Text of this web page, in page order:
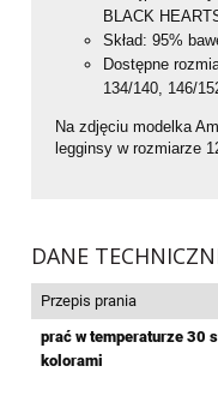
BLACK
Skład: 95%
Dostępne
134/140, 146/
Na zdjęciu modelka
legginsy w rozmiarze
DANE
Przepis prania
prać w temperaturze 30
kolorami